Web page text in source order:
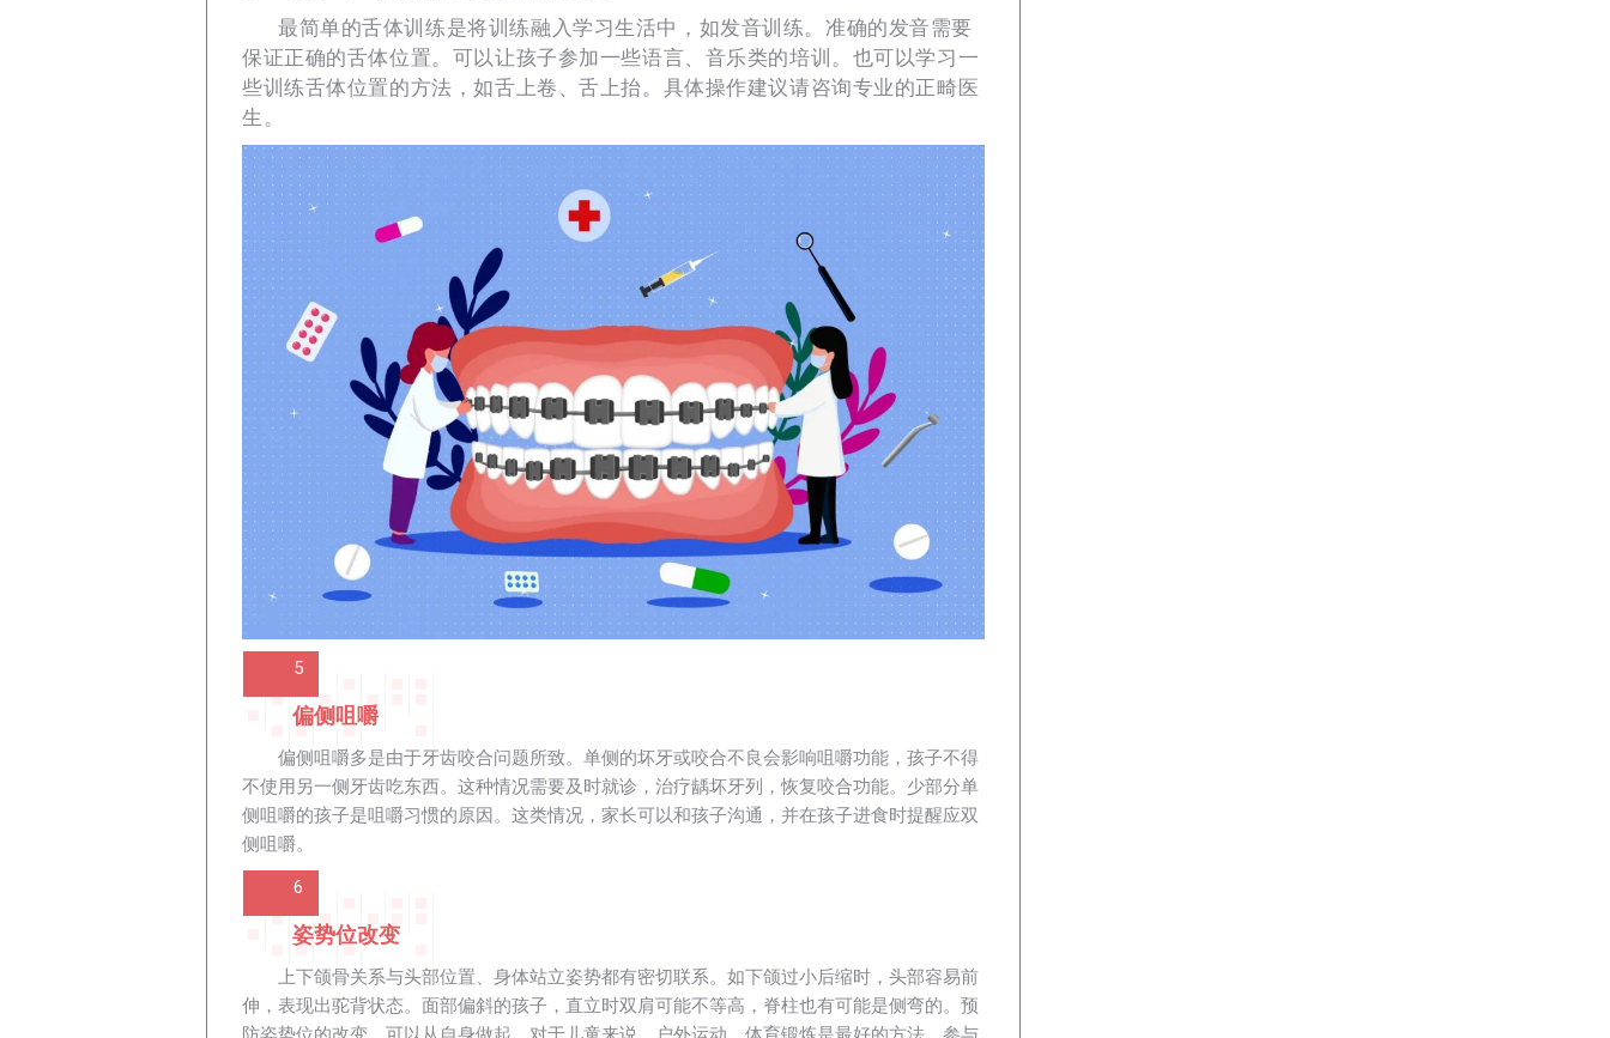
最简单的舌体训练是将训练融入学习生活中，如发音训练。准确的发音需要
保证正确的舌体位置。可以让孩子参加一些语言、音乐类的培训。也可以学习一
些训练舌体位置的方法，如舌上卷、舌上抬。具体操作建议请咨询专业的正畸医
生。
5
偏侧咀嚼
偏侧咀嚼多是由于牙齿咬合问题所致。单侧的坏牙或咬合不良会影响咀嚼功能，孩子不得
不使用另一侧牙齿吃东西。这种情况需要及时就诊，治疗龋坏牙列，恢复咬合功能。少部分单
侧咀嚼的孩子是咀嚼习惯的原因。这类情况，家长可以和孩子沟通，并在孩子进食时提醒应双
侧咀嚼。
6
姿势位改变
上下颌骨关系与头部位置、身体站立姿势都有密切联系。如下颌过小后缩时，头部容易前
伸，表现出驼背状态。面部偏斜的孩子，直立时双肩可能不等高，脊柱也有可能是侧弯的。预